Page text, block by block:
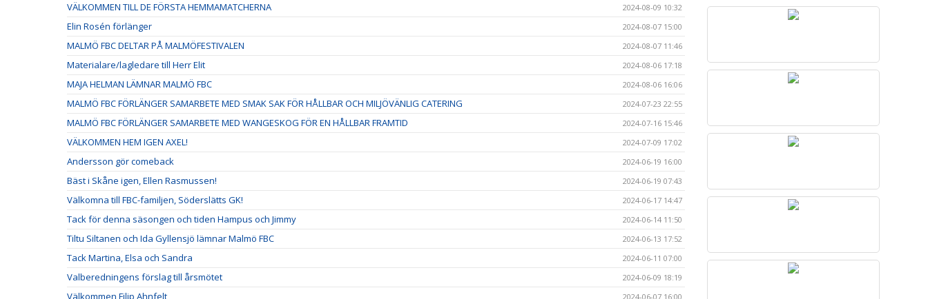
VÄLKOMMEN TILL DE FÖRSTA HEMMAMATCHERNA 2024-08-09 10:32
Elin Rosén förlänger 2024-08-07 15:00
MALMÖ FBC DELTAR PÅ MALMÖFESTIVALEN 2024-08-07 11:46
Materialare/lagledare till Herr Elit 2024-08-06 17:18
MAJA HELMAN LÄMNAR MALMÖ FBC 2024-08-06 16:06
MALMÖ FBC FÖRLÄNGER SAMARBETE MED SMAK SAK FÖR HÅLLBAR OCH MILJÖVÄNLIG CATERING 2024-07-23 22:55
MALMÖ FBC FÖRLÄNGER SAMARBETE MED WANGESKOG FÖR EN HÅLLBAR FRAMTID 2024-07-16 15:46
VÄLKOMMEN HEM IGEN AXEL! 2024-07-09 17:02
Andersson gör comeback 2024-06-19 16:00
Bäst i Skåne igen, Ellen Rasmussen! 2024-06-19 07:43
Välkomna till FBC-familjen, Söderslätts GK! 2024-06-17 14:47
Tack för denna säsongen och tiden Hampus och Jimmy 2024-06-14 11:50
Tiltu Siltanen och Ida Gyllensjö lämnar Malmö FBC 2024-06-13 17:52
Tack Martina, Elsa och Sandra 2024-06-11 07:00
Valberedningens förslag till årsmötet 2024-06-09 18:19
Välkommen Filip Ahnfelt 2024-06-07 16:00